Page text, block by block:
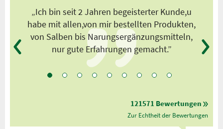
„Ich bin seit 2 Jahren begeisterter Kunde,u
habe mit allen,von mir bestellten Produkten,
von Salben bis Narungsergänzungsmitteln,
nur gute Erfahrungen gemacht.”
121571 Bewertungen
Zur Echtheit der Bewertungen